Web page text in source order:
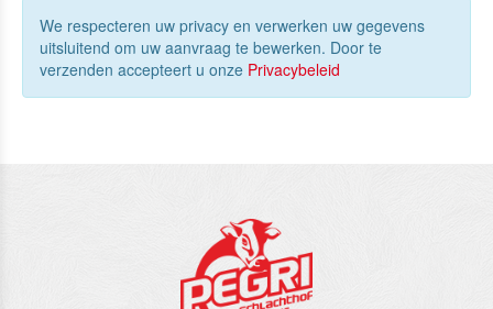
We respecteren uw privacy en verwerken uw gegevens
uitsluitend om uw aanvraag te bewerken. Door te
verzenden accepteert u onze Privacybeleid